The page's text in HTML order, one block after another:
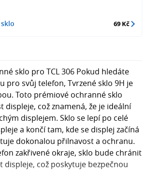
69 Kč
sklo pro TCL 306 Pokud hledáte
pro svůj telefon, Tvrzené sklo 9H je
Toto prémiové ochranné sklo
displeje, což znamená, že je ideální
displejem. Sklo se lepí po celé
a končí tam, kde se displej začíná
dokonalou přilnavost a ochranu.
zakřivené okraje, sklo bude chránit
displeje, což poskytuje bezpečnou